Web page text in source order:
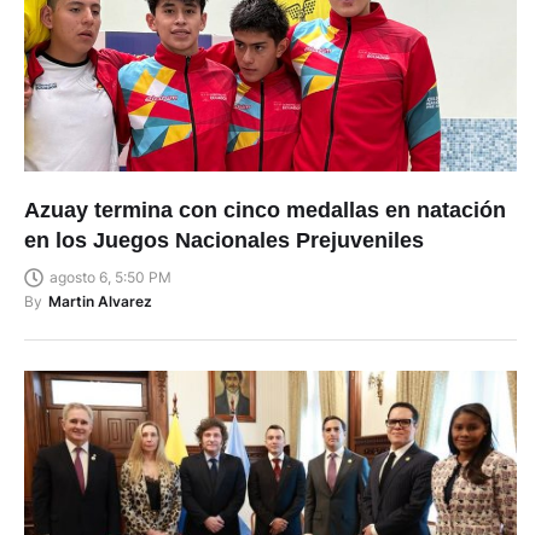
Azuay termina con cinco medallas en natación
en los Juegos Nacionales Prejuveniles
agosto 6, 5:50 PM
By Martin Alvarez